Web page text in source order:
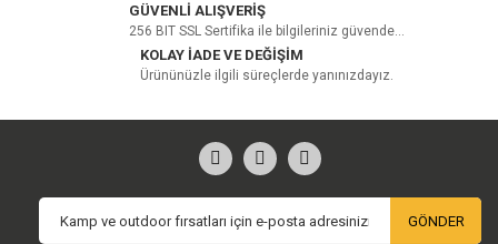
GÜVENLİ ALIŞVERİŞ
256 BIT SSL Sertifika ile bilgileriniz güvende...
KOLAY İADE VE DEĞİŞİM
Ürününüzle ilgili süreçlerde yanınızdayız.
GÖNDER